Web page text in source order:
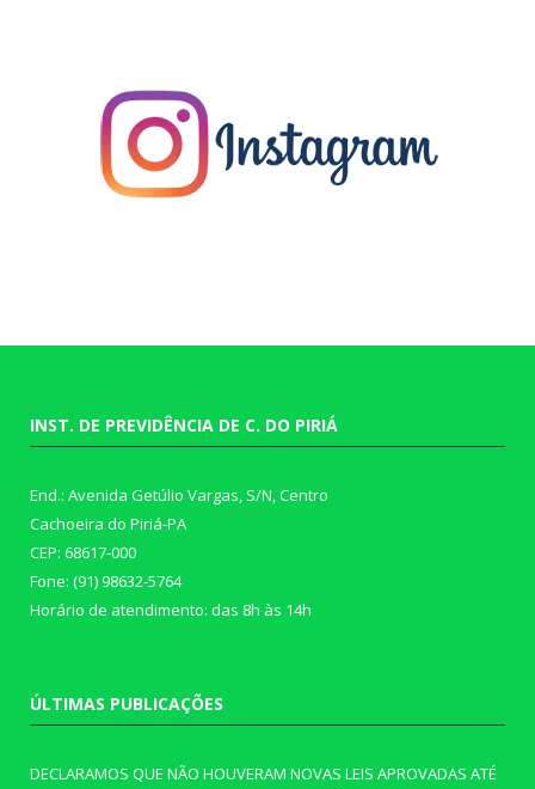
INST. DE PREVIDÊNCIA DE C. DO PIRIÁ
End.: Avenida Getúlio Vargas, S/N, Centro
Cachoeira do Piriá-PA
CEP: 68617-000
Fone: (91) 98632-5764
Horário de atendimento: das 8h às 14h
ÚLTIMAS PUBLICAÇÕES
DECLARAMOS QUE NÃO HOUVERAM NOVAS LEIS APROVADAS ATÉ